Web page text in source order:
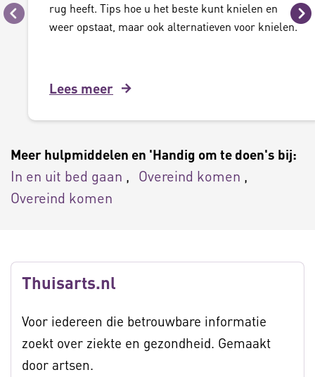
Vorige
rug heeft. Tips hoe u het beste kunt knielen en
weer opstaat, maar ook alternatieven voor knielen.
Lees meer
Meer hulpmiddelen en 'Handig om te doen's bij:
In en uit bed gaan
Overeind komen
Overeind komen
Thuisarts.nl
Voor iedereen die betrouwbare informatie
zoekt over ziekte en gezondheid. Gemaakt
door artsen.